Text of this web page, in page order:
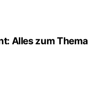
Alles zum Thema